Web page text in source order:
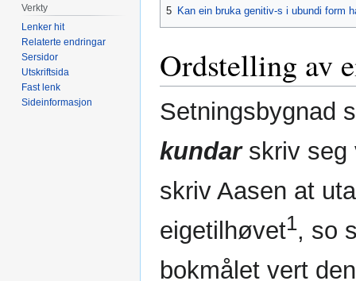
5 Kan ein bruka genitiv-s i ubundi form
Ordstelling av
Setningsbygnad
kundarskriv seg
skriv Aasen at
eigetilhøvet1, so
bokmålet vert
Verkty
Lenker hit
Relaterte endringar
Sersidor
Utskriftsida
Fast lenk
Sideinformasjon